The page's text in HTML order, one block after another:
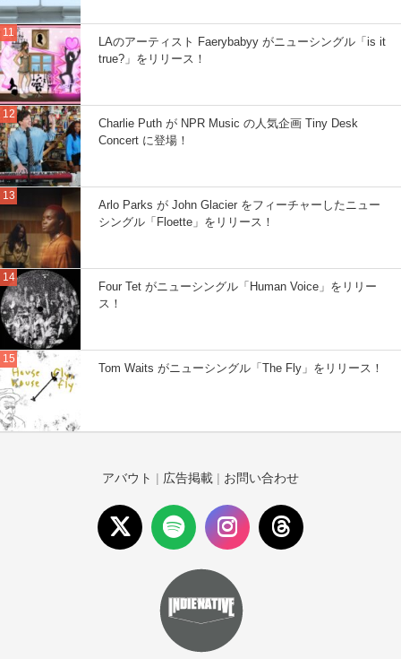
LAのアーティスト Faerybabyy がニューシングル「is it
true?」をリリース！
Charlie Puth が NPR Music の人気企画 Tiny Desk
Concert に登場！
Arlo Parks が John Glacier をフィーチャーしたニュー
シングル「Floette」をリリース！
Four Tet がニューシングル「Human Voice」をリリー
ス！
Tom Waits がニューシングル「The Fly」をリリース！
アバウト | 広告掲載 | お問い合わせ